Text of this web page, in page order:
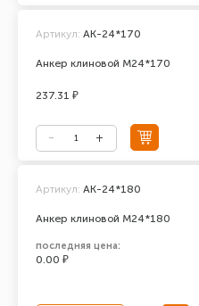
Анкер клиновой М24*170
Артикул: АК-24*170
237.31 ₽
Анкер клиновой М24*180
Артикул: AK-24*180
последняя цена:
0.00 ₽